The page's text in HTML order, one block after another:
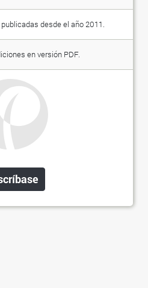
desde el año 2011.
en versión PDF.